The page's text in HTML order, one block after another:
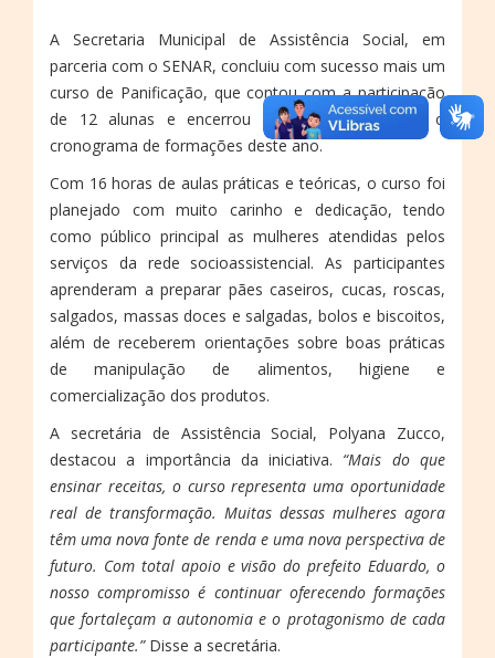
A Secretaria Municipal de Assistência Social, em
parceria com o SENAR, concluiu com sucesso mais um
curso de Panificação, que contou com a participação
de 12 alunas e encerrou com chave de ouro o
cronograma de formações deste ano.
Com 16 horas de aulas práticas e teóricas, o curso foi
planejado com muito carinho e dedicação, tendo
como público principal as mulheres atendidas pelos
serviços da rede socioassistencial. As participantes
aprenderam a preparar pães caseiros, cucas, roscas,
salgados, massas doces e salgadas, bolos e biscoitos,
além de receberem orientações sobre boas práticas
de manipulação de alimentos, higiene e
comercialização dos produtos.
A secretária de Assistência Social, Polyana Zucco,
destacou a importância da iniciativa. “Mais do que
ensinar receitas, o curso representa uma oportunidade
real de transformação. Muitas dessas mulheres agora
têm uma nova fonte de renda e uma nova perspectiva de
futuro. Com total apoio e visão do prefeito Eduardo, o
nosso compromisso é continuar oferecendo formações
que fortaleçam a autonomia e o protagonismo de cada
participante.” Disse a secretária.